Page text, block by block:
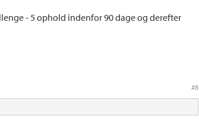
- 5 ophold indenfor 90 dage og derefter
#8